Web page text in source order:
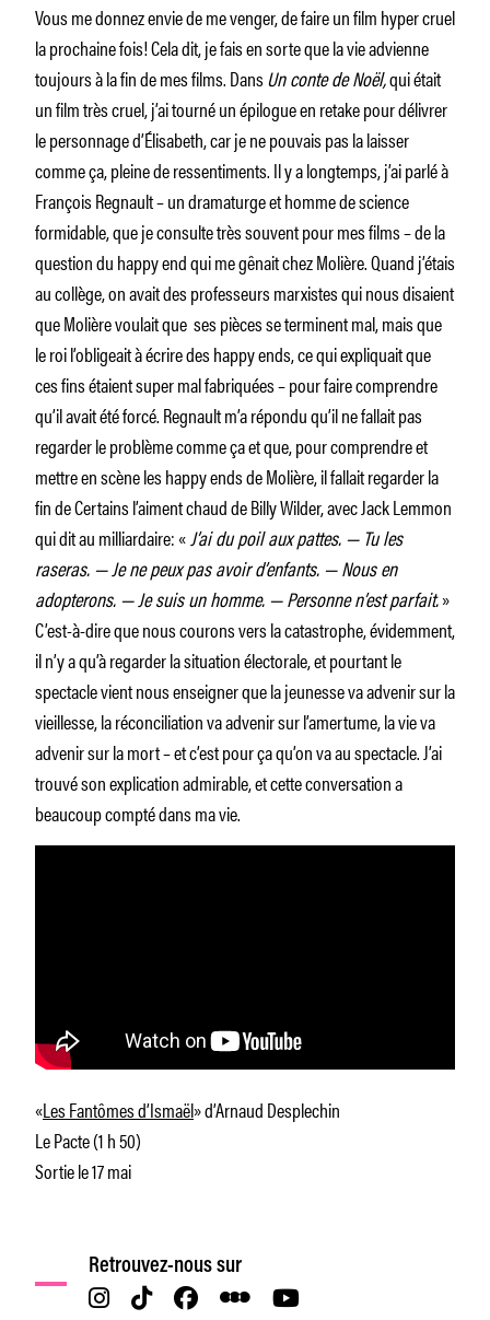
Vous me donnez envie de me venger, de faire un film hyper cruel
la prochaine fois! Cela dit, je fais en sorte que la vie advienne
toujours à la fin de mes films. DansUn conte de Noël,qui était
un film très cruel, j’ai tourné un épilogue en retake pour délivrer
le personnage d’Élisabeth, car je ne pouvais pas la laisser
comme ça, pleine de ressentiments. Il y a longtemps, j’ai parlé à
François Regnault – un dramaturge et homme de science
formidable, que je consulte très souvent pour mes films – de la
question du happy end qui me gênait chez Molière. Quand j’étais
au collège, on avait des professeurs marxistes qui nous disaient
que Molière voulait que ses pièces se terminent mal, mais que
le roi l’obligeait à écrire des happy ends, ce qui expliquait que
ces fins étaient super mal fabriquées – pour faire comprendre
qu’il avait été forcé. Regnault m’a répondu qu’il ne fallait pas
regarder le problème comme ça et que, pour comprendre et
mettre en scène les happy ends de Molière, il fallait regarder la
fin de Certains l’aiment chaud de Billy Wilder, avec Jack Lemmon
qui dit au milliardaire: «J’ai du poil aux pattes. — Tu les
raseras.— Je ne peux pas avoir d’enfants. — Nous en
adopterons. — Je suis un homme. — Personne n’est parfait.»
C’est-à-dire que nous courons vers la catastrophe, évidemment,
il n’y a qu’à regarder la situation électorale, et pourtant le
spectacle vient nous enseigner que la jeunesse va advenir sur la
vieillesse, la réconciliation va advenir sur l’amertume, la vie va
advenir sur la mort – et c’est pour ça qu’on va au spectacle. J’ai
trouvé son explication admirable, et cette conversation a
beaucoup compté dans ma vie.
«Les Fantômes d’Ismaël» d’Arnaud Desplechin
Le Pacte (1 h 50)
Sortie le 17 mai
Retrouvez-nous sur